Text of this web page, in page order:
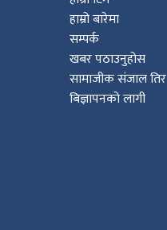
हाम्रो बारेमा
सम्पर्क
खबर पठाउनुहोस
सामाजीक संजाल तिर
बिज्ञापनको लागी